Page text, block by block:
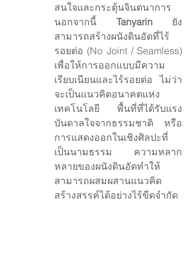
สนใจและกระตุ้นจินตนาการ
นอกจากนี้ Tanyarin ยัง
สามารถสร้างผนังดินอัดที่ไร้
รอยต่อ (No Joint / Seamless)
เพื่อให้การออกแบบมีความ
เรียบเนียนและไร้รอยต่อ ไม่ว่า
จะเป็นแนวคิดอนาคตแห่ง
เทคโนโลยี พื้นที่ที่ได้รับแรง
บันดาลใจจากธรรมชาติ หรือ
การแสดงออกในเชิงศิลปะที่
เป็นนามธรรม ความหลาก
หลายของผนังดินอัดทำให้
สามารถผสมผสานแนวคิด
สร้างสรรค์ได้อย่างไร้ขีดจำกัด